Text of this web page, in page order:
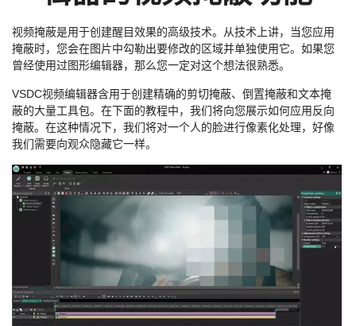
视频掩蔽是用于创建醒目效果的高级技术。从技术上讲，当您应用
掩蔽时，您会在图片中勾勒出要修改的区域并单独使用它。如果您
曾经使用过图形编辑器，那么您一定对这个想法很熟悉。
VSDC视频编辑器含用于创建精确的剪切掩蔽、倒置掩蔽和文本掩
蔽的大量工具包。在下面的教程中，我们将向您展示如何应用反向
掩蔽。在这种情况下，我们将对一个人的脸进行像素化处理，好像
我们需要向观众隐藏它一样。